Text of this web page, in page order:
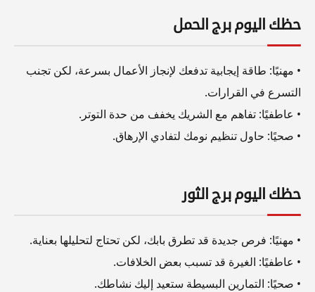
حظك اليوم برج الحمل
• مهنيًا: طاقة إيجابية تدفعك لإنجاز الأعمال بسرعة، لكن تجنب
التسرع في القرارات.
• عاطفيًا: تفاهم مع الشريك يخفف من حدة التوتر.
• صحيًا: حاول تنظيم نومك لتفادي الإرهاق.
حظك اليوم برج الثور
• مهنيًا: فرص جديدة قد تطرق بابك، لكن تحتاج لتحليلها بعناية.
• عاطفيًا: الغيرة قد تسبب بعض الخلافات.
• صحيًا: التمارين البسيطة ستعيد إليك نشاطك.